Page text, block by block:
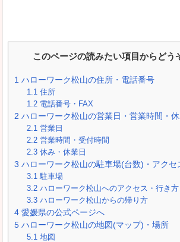
このページの読みたい項目からどう
1 ハローワーク松山の住所・電話番号
1.1 住所
1.2 電話番号・FAX
2 ハローワーク松山の営業日・営業時間・
2.1 営業日
2.2 営業時間・受付時間
2.3 休み・休業日
3 ハローワーク松山の駐車場(台数)・アクセ
3.1 駐車場
3.2 ハローワーク松山へのアクセス・行き方
3.3 ハローワーク松山からの帰り方
4 愛媛県の公式ページへ
5 ハローワーク松山の地図(マップ)・場所
5.1 地図